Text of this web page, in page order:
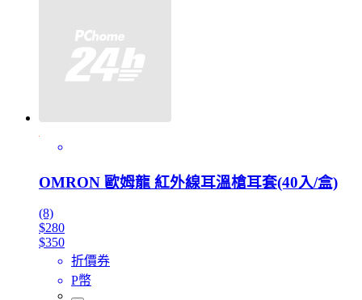
OMRON 歐姆龍 紅外線耳溫槍耳套(40入/盒)
(8)
$280
$350
折價券
P幣